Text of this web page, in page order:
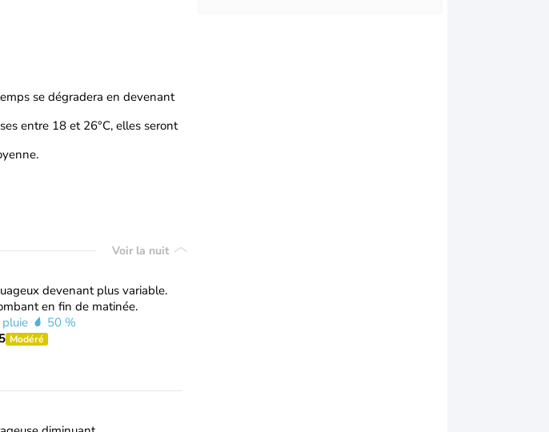
se dégradera en devenant
entre 18 et 26°C, elles seront
Voir la nuit
devenant plus variable.
en fin de matinée.
pluie
50 %
Modéré